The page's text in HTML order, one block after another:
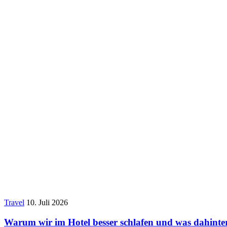
Travel 10. Juli 2026
Warum wir im Hotel besser schlafen und was